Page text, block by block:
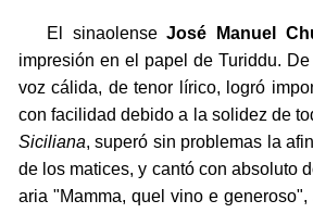
El sinaolenseJosé Manuel
impresión en el papel de Turiddu.
voz cálida, de tenor lírico, logró
con facilidad debido a la solidez de
Siciliana, superó sin problemas la
de los matices, y cantó con absoluto
aria "Mamma, quel vino e